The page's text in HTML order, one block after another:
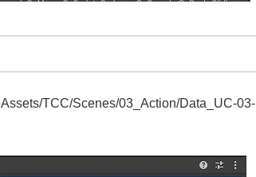
TCC/Scenes/03_Action/Data_UC-03-